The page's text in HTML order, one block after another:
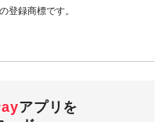
登録商標です。
アプリを